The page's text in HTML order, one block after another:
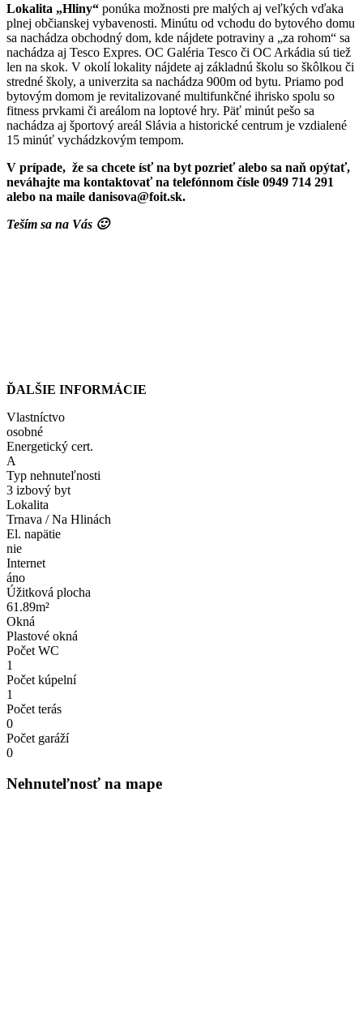
Lokalita „Hliny“ ponúka možnosti pre malých aj veľkých vďaka
plnej občianskej vybavenosti. Minútu od vchodu do bytového domu
sa nachádza obchodný dom, kde nájdete potraviny a „za rohom“ sa
nachádza aj Tesco Expres. OC Galéria Tesco či OC Arkádia sú tiež
len na skok. V okolí lokality nájdete aj základnú školu so škôlkou či
stredné školy, a univerzita sa nachádza 900m od bytu. Priamo pod
bytovým domom je revitalizované multifunkčné ihrisko spolu so
fitness prvkami či areálom na loptové hry. Päť minút pešo sa
nachádza aj športový areál Slávia a historické centrum je vzdialené
15 minúť vychádzkovým tempom.
V prípade, že sa chcete ísť na byt pozrieť alebo sa naň opýtať,
neváhajte ma kontaktovať na telefónnom čísle 0949 714 291
alebo na maile danisova@foit.sk.
Teším sa na Vás 🙂
ĎALŠIE INFORMÁCIE
Vlastníctvo
osobné
Energetický cert.
A
Typ nehnuteľnosti
3 izbový byt
Lokalita
Trnava / Na Hlinách
El. napätie
nie
Internet
áno
Úžitková plocha
61.89m²
Okná
Plastové okná
Počet WC
1
Počet kúpelní
1
Počet terás
0
Počet garáží
0
Nehnuteľnosť na mape